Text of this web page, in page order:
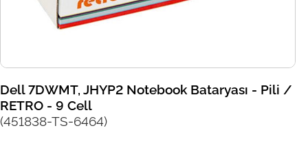
Dell 7DWMT, JHYP2 Notebook Bataryası - Pili /
RETRO - 9 Cell
(451838-TS-6464)